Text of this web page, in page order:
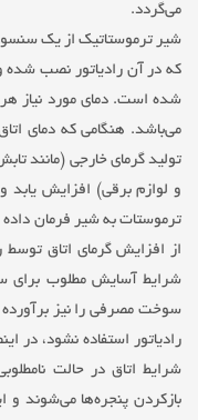
می‌گردد.
شیر ترموستاتیک از یک
که در آن رادیاتور نصب
شده است. دمای مورد نیاز هر
می‌باشد. هنگامی که دمای
تولید گرمای خارجی (مانند
و لوازم برقی) افزایش یابد
ترموستات به شیر فرمان
از افزایش گرمای اتاق توسط
شرایط آسایش مطلوب برای
سوخت مصرفی را نیز برآورده
رادیاتور استفاده نشود، در
شرایط اتاق در حالت
باز‌کردن پنجره‌ها می‌شوند